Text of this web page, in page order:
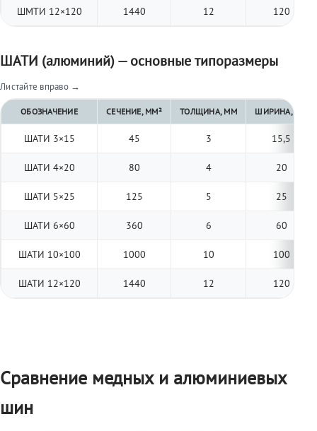
ШМТИ 12×120 1440 12 120
ШАТИ (алюминий) — основные типоразмеры
Листайте вправо →
ОБОЗНАЧЕНИЕ СЕЧЕНИЕ, ММ² ТОЛЩИНА, ММ ШИРИНА, ММ
ШАТИ 3×15 45 3 15,5
ШАТИ 4×20 80 4 20
ШАТИ 5×25 125 5 25
ШАТИ 6×60 360 6 60
ШАТИ 10×100 1000 10 100
ШАТИ 12×120 1440 12 120
Сравнение медных и алюминиевых
шин